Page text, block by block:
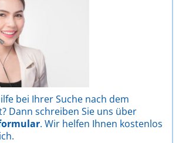
bei Ihrer Suche nach dem
Dann schreiben Sie uns über
. Wir helfen Ihnen kostenlos